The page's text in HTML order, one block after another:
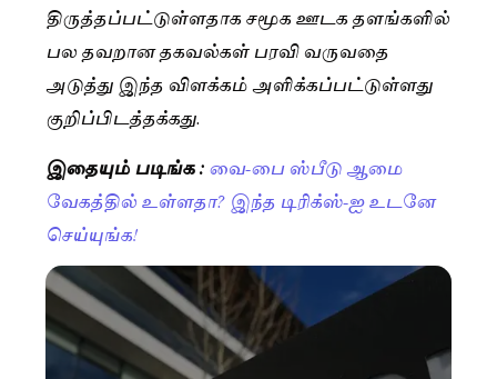
திருத்தப்பட்டுள்ளதாக சமூக ஊடக தளங்களில்
பல தவறான தகவல்கள் பரவி வருவதை
அடுத்து இந்த விளக்கம் அளிக்கப்பட்டுள்ளது
குறிப்பிடத்தக்கது.
இதையும் படிங்க :வை-பை ஸ்பீடு ஆமை
வேகத்தில் உள்ளதா? இந்த டிரிக்ஸ்-ஐ உடனே
செய்யுங்க!